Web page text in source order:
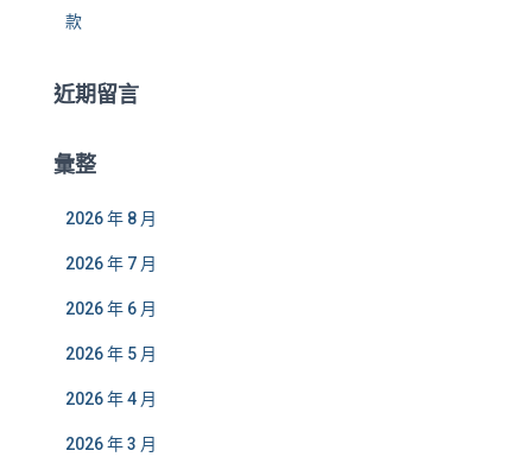
款
近期留言
彙整
2026 年 8 月
2026 年 7 月
2026 年 6 月
2026 年 5 月
2026 年 4 月
2026 年 3 月